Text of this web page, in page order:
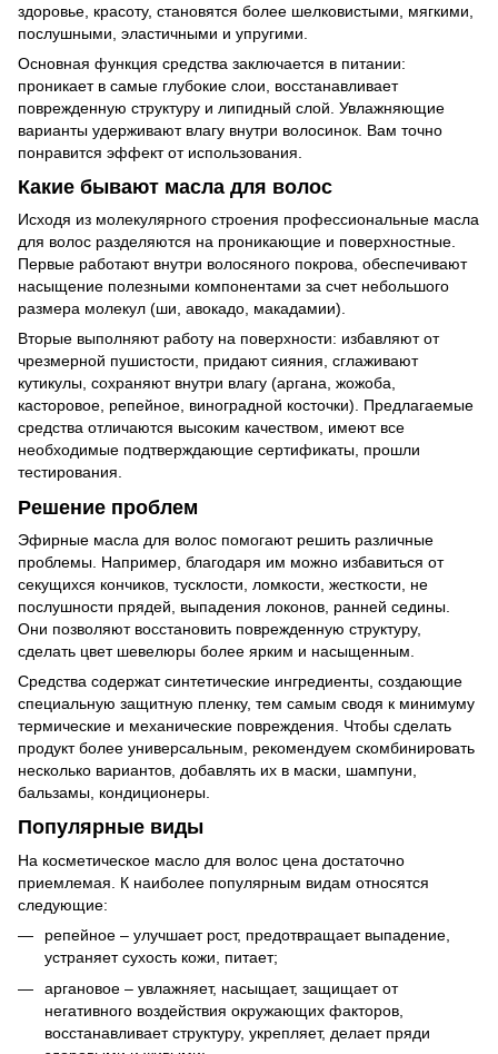
здоровье, красоту, становятся более шелковистыми, мягкими,
послушными, эластичными и упругими.
Основная функция средства заключается в питании:
проникает в самые глубокие слои, восстанавливает
поврежденную структуру и липидный слой. Увлажняющие
варианты удерживают влагу внутри волосинок. Вам точно
понравится эффект от использования.
Какие бывают масла для волос
Исходя из молекулярного строения профессиональные масла
для волос разделяются на проникающие и поверхностные.
Первые работают внутри волосяного покрова, обеспечивают
насыщение полезными компонентами за счет небольшого
размера молекул (ши, авокадо, макадамии).
Вторые выполняют работу на поверхности: избавляют от
чрезмерной пушистости, придают сияния, сглаживают
кутикулы, сохраняют внутри влагу (аргана, жожоба,
касторовое, репейное, виноградной косточки). Предлагаемые
средства отличаются высоким качеством, имеют все
необходимые подтверждающие сертификаты, прошли
тестирования.
Решение проблем
Эфирные масла для волос помогают решить различные
проблемы. Например, благодаря им можно избавиться от
секущихся кончиков, тусклости, ломкости, жесткости, не
послушности прядей, выпадения локонов, ранней седины.
Они позволяют восстановить поврежденную структуру,
сделать цвет шевелюры более ярким и насыщенным.
Средства содержат синтетические ингредиенты, создающие
специальную защитную пленку, тем самым сводя к минимуму
термические и механические повреждения. Чтобы сделать
продукт более универсальным, рекомендуем скомбинировать
несколько вариантов, добавлять их в маски, шампуни,
бальзамы, кондиционеры.
Популярные виды
На косметическое масло для волос цена достаточно
приемлемая. К наиболее популярным видам относятся
следующие:
репейное – улучшает рост, предотвращает выпадение,
устраняет сухость кожи, питает;
аргановое – увлажняет, насыщает, защищает от
негативного воздействия окружающих факторов,
восстанавливает структуру, укрепляет, делает пряди